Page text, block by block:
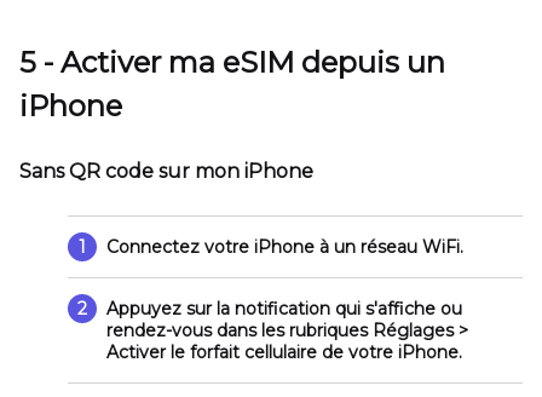
5 - Activer ma eSIM depuis un
iPhone
Sans QR code sur mon iPhone
1 Connectez votre iPhone à un réseau WiFi.
2
Appuyez sur la notification qui s'affiche ou
rendez-vous dans les rubriques Réglages >
Activer le forfait cellulaire de votre iPhone.